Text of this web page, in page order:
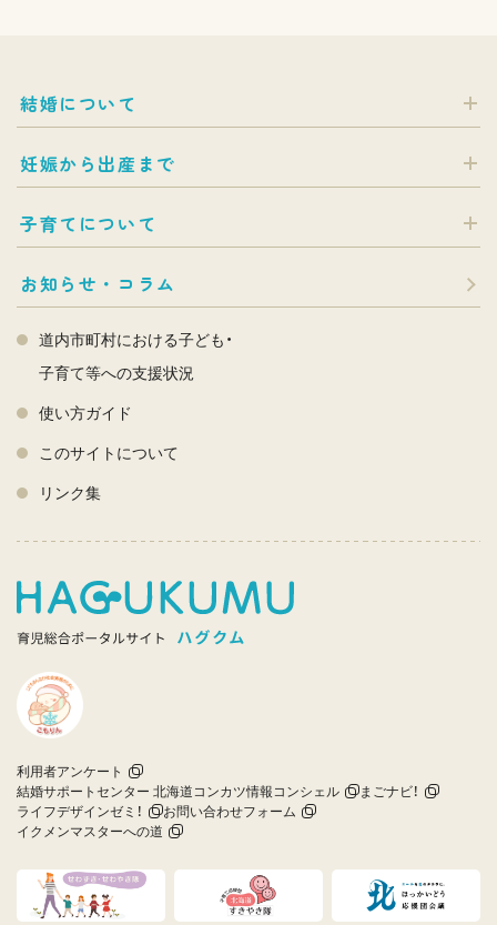
結婚について
妊娠から出産まで
子育てについて
お知らせ・コラム
道内市町村における子ども・
子育て等への支援状況
使い方ガイド
このサイトについて
リンク集
利用者アンケート
結婚サポートセンター 北海道コンカツ情報コンシェル
まごナビ！
ライフデザインゼミ！
お問い合わせフォーム
イクメンマスターへの道